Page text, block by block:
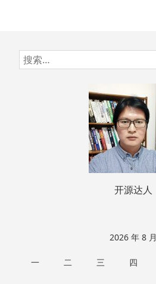
跳
至
搜
索：
开源达人
2026 年 8 月
一 二 三 四